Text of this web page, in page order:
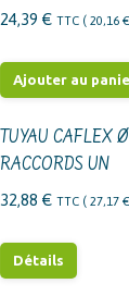
24,39 € TTC ( 20,16 €
Ajouter au
TUYAU CAFLEX
RACCORDS UN
32,88 € TTC ( 27,17 €
Détails